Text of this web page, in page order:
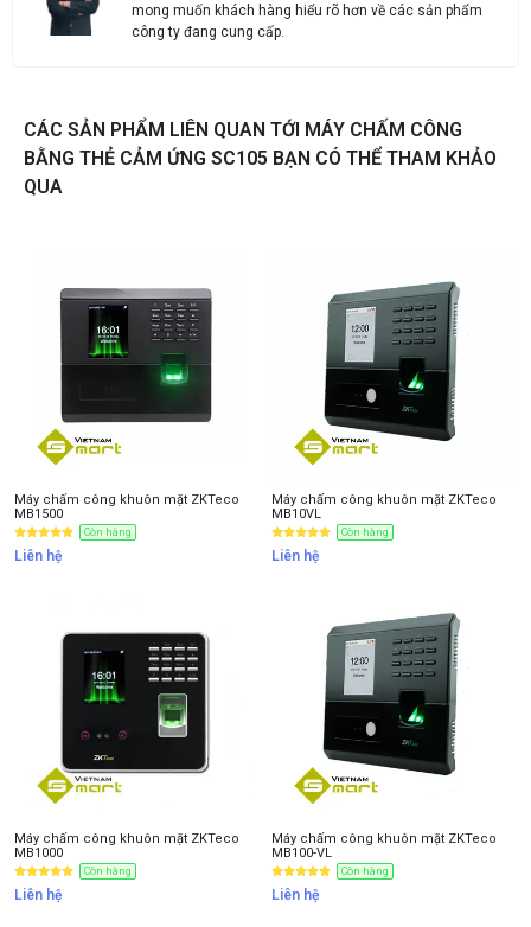
mong muốn khách hàng hiểu rõ hơn về các sản phẩm
công ty đang cung cấp.
CÁC SẢN PHẨM LIÊN QUAN TỚI MÁY CHẤM CÔNG
BẰNG THẺ CẢM ỨNG SC105 BẠN CÓ THỂ THAM KHẢO
QUA
Máy chấm công khuôn mặt ZKTeco
MB1500
Còn hàng
Liên hệ
Máy chấm công khuôn mặt ZKTeco
MB10VL
Còn hàng
Liên hệ
Máy chấm công khuôn mặt ZKTeco
MB1000
Còn hàng
Liên hệ
Máy chấm công khuôn mặt ZKTeco
MB100-VL
Còn hàng
Liên hệ